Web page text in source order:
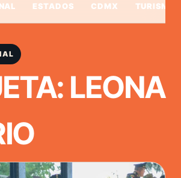
ESTADOS CDMX TURISMO
LEONA